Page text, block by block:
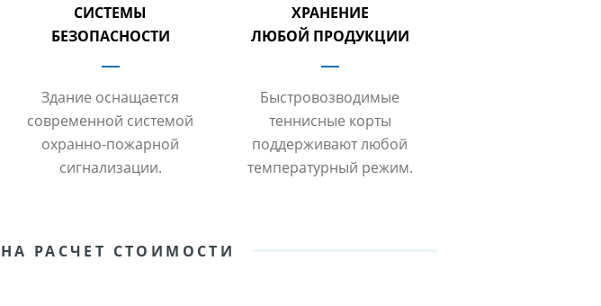
СИСТЕМЫ
БЕЗОПАСНОСТИ
Здание оснащается
современной системой
охранно-пожарной
сигнализации.
ХРАНЕНИЕ
ЛЮБОЙ ПРОДУКЦИИ
Быстровозводимые
теннисные корты
поддерживают любой
температурный режим.
РАСЧЕТ СТОИМОСТИ